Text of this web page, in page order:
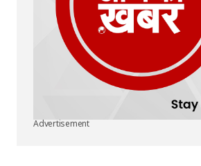
Advertisement